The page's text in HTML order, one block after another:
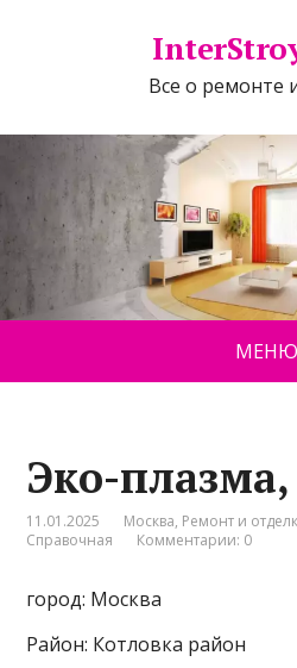
Все о ремонте
МЕНЮ
Эко-
11.01.2025 Москва, Ремонт и
Справочная
Комментарии: 0
город: Москва
Район: Котловка район